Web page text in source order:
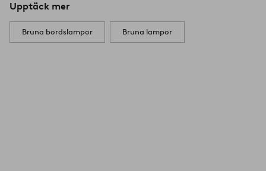
Upptäck mer
Bruna bordslampor Bruna lampor